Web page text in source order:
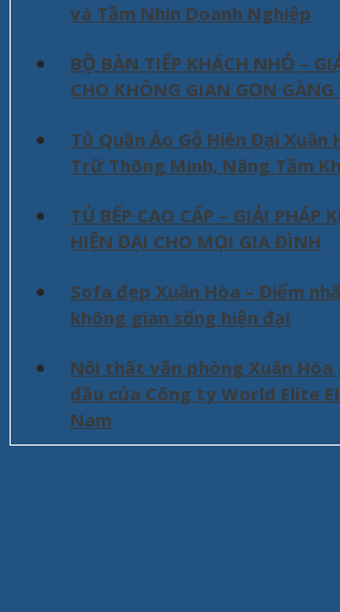
và Tầm Nhìn Doanh Nghiệp
BỘ BÀN TIẾP KHÁCH NHỎ –
CHO KHÔNG GIAN GỌN
Tủ Quần Áo Gỗ Hiện Đại Xuân
Trữ Thông Minh, Nâng Tầm
TỦ BẾP CAO CẤP – GIẢI PHÁP
HIỆN ĐẠI CHO MỌI GIA ĐÌNH
Sofa đẹp Xuân Hòa – Điểm
không gian sống hiện đại
Nội thất văn phòng Xuân Hòa
đầu của Công ty World Elite
Nam